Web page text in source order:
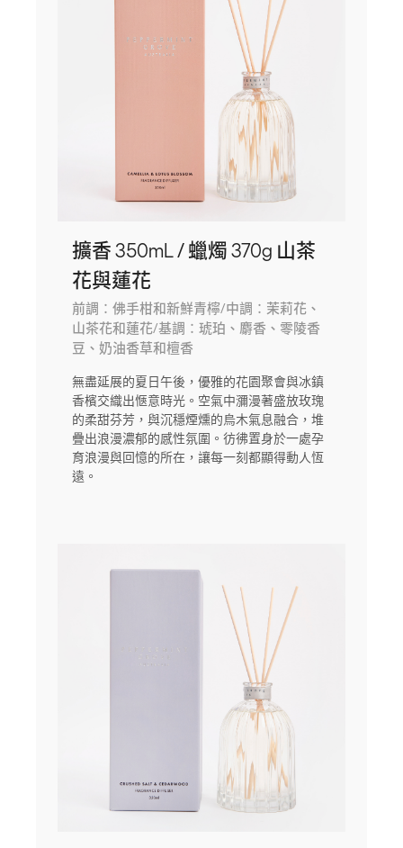
擴香 350mL / 蠟燭 370g 山茶
花與蓮花
前調：佛手柑和新鮮青檸/中調：茉莉花、
山茶花和蓮花/基調：琥珀、麝香、零陵香
豆、奶油香草和檀香
無盡延展的夏日午後，優雅的花園聚會與冰鎮
香檳交織出愜意時光。空氣中瀰漫著盛放玫瑰
的柔甜芬芳，與沉穩煙燻的烏木氣息融合，堆
疊出浪漫濃郁的感性氛圍。彷彿置身於一處孕
育浪漫與回憶的所在，讓每一刻都顯得動人恆
遠。